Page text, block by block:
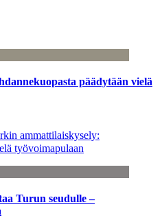
päädytään vielä
ammattilaiskysely:
työvoimapulaan
Turun seudulle –